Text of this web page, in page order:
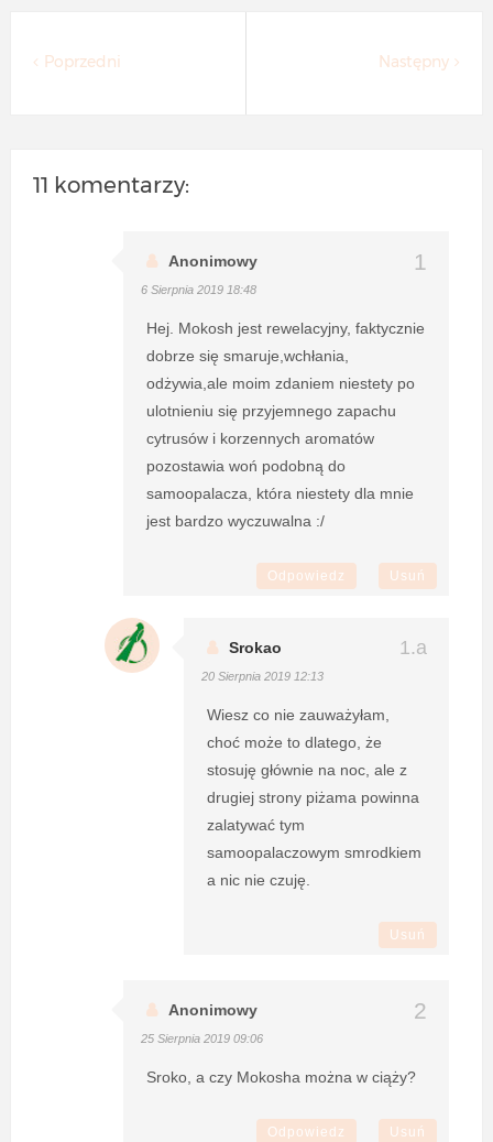
Następny
Poprzedni
11 komentarzy:
Anonimowy
6 Sierpnia 2019 18:48
Hej. Mokosh jest rewelacyjny, faktycznie
dobrze się smaruje,wchłania,
odżywia,ale moim zdaniem niestety po
ulotnieniu się przyjemnego zapachu
cytrusów i korzennych aromatów
pozostawia woń podobną do
samoopalacza, która niestety dla mnie
jest bardzo wyczuwalna :/
Odpowiedz Usuń
Srokao
20 Sierpnia 2019 12:13
Wiesz co nie zauważyłam,
choć może to dlatego, że
stosuję głównie na noc, ale z
drugiej strony piżama powinna
zalatywać tym
samoopalaczowym smrodkiem
a nic nie czuję.
Usuń
Anonimowy
25 Sierpnia 2019 09:06
Sroko, a czy Mokosha można w ciąży?
Odpowiedz Usuń